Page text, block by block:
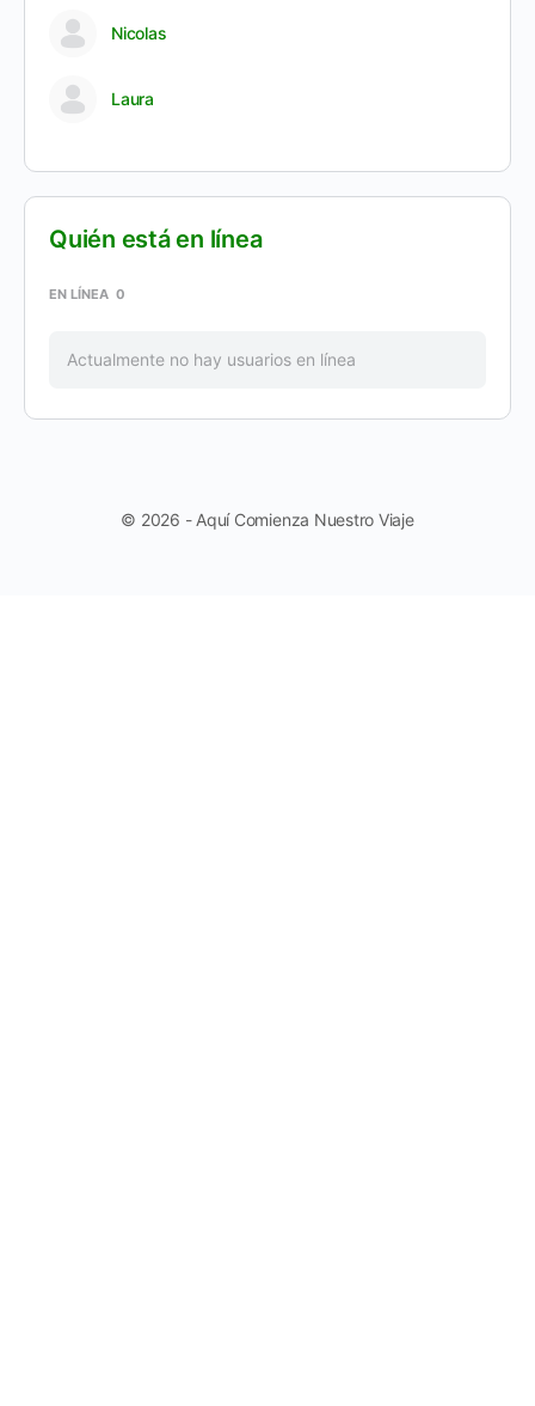
Nicolas
Laura
Quién está en línea
EN LÍNEA 0
Actualmente no hay usuarios en línea
© 2026 - Aquí Comienza Nuestro Viaje